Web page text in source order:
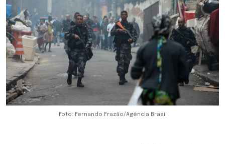
Foto: Fernando Frazão/Agência Brasil